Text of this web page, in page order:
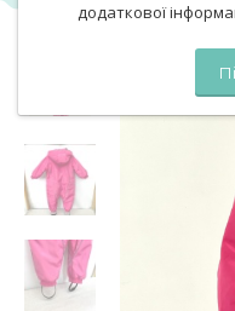
додаткової